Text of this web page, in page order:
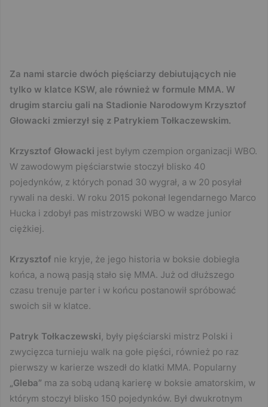
Za nami starcie dwóch pięściarzy debiutujących nie
tylko w klatce KSW, ale również w formule MMA. W
drugim starciu gali na Stadionie Narodowym Krzysztof
Głowacki zmierzył się z Patrykiem Tołkaczewskim.
Krzysztof Głowacki jest byłym czempion organizacji WBO.
W zawodowym pięściarstwie stoczył blisko 40
pojedynków, z których ponad 30 wygrał, a w 20 posyłał
rywali na deski. W roku 2015 pokonał legendarnego Marco
Hucka i zdobył pas mistrzowski WBO w wadze junior
ciężkiej.
Krzysztof nie kryje, że jego historia w boksie dobiegła
końca, a nową pasją stało się MMA. Już od dłuższego
czasu trenuje parter i w końcu postanowił spróbować
swoich sił w klatce.
Patryk Tołkaczewski, były pięściarski mistrz Polski i
zwycięzca turnieju walk na gołe pięści, również po raz
pierwszy w karierze wszedł do klatki MMA. Popularny
„Gleba” ma za sobą udaną karierę w boksie amatorskim, w
którym stoczył blisko 150 pojedynków. Był dwukrotnym